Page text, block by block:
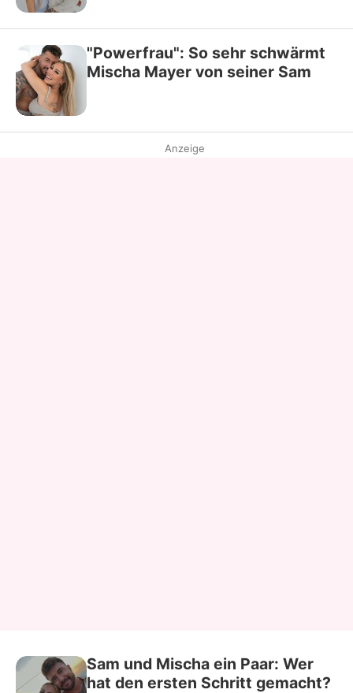
"Powerfrau": So sehr schwärmt
Mischa Mayer von seiner Sam
Anzeige
Sam und Mischa ein Paar: Wer
hat den ersten Schritt gemacht?